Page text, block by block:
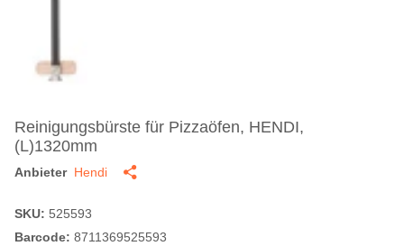
Reinigungsbürste für Pizzaöfen, HENDI,
(L)1320mm
Anbieter Hendi
SKU: 525593
Barcode: 8711369525593